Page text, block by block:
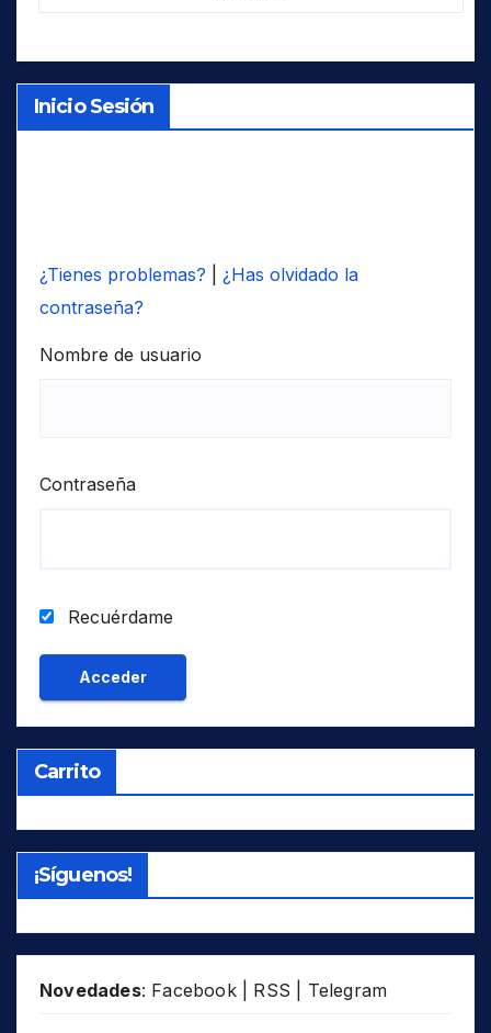
Inicio Sesión
¿Tienes problemas?
¿Has olvidado la
contraseña?
Nombre de usuario
Contraseña
Recuérdame
Carrito
¡Síguenos!
Novedades: Facebook| RSS Telegram